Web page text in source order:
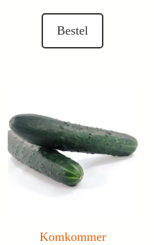
Bestel
Komkommer